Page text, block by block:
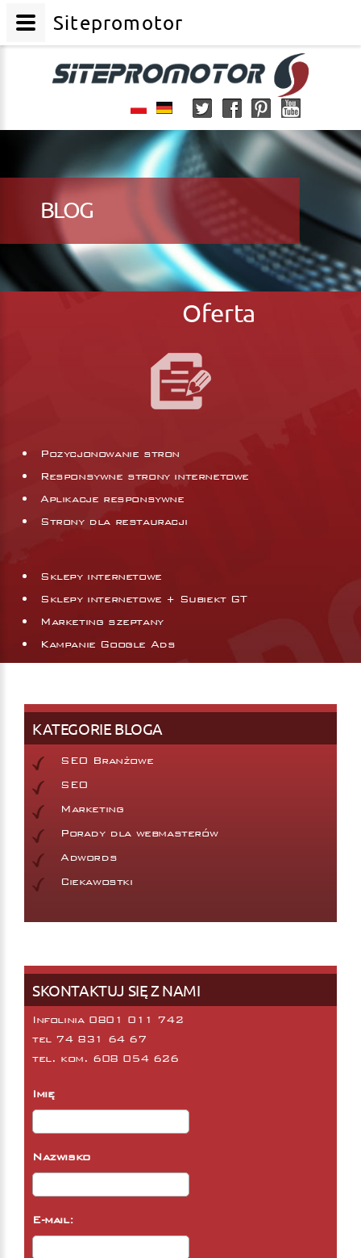
BLOG
Oferta
Pozycjonowanie stron
Responsywne strony internetowe
Aplikacje responsywne
Strony dla restauracji
Sklepy internetowe
Sklepy internetowe + Subiekt GT
Marketing szeptany
Kampanie Google Ads
KATEGORIE BLOGA
SEO Branżowe
SEO
Marketing
Porady dla webmasterów
Adwords
Ciekawostki
SKONTAKTUJ SIĘ Z NAMI
Infolinia 0801 011 742
tel 74 831 64 67
tel. kom. 608 054 626
Imię
Nazwisko
E-mail:
Sitepromotor